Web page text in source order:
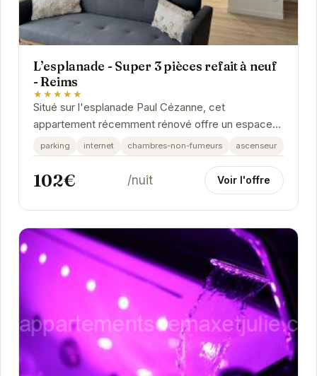
L’esplanade - Super 3 pièces refait à neuf
- Reims
★★★★★
Situé sur l'esplanade Paul Cézanne, cet
appartement récemment rénové offre un espace
de vie moderne et confortable. Lumineux et
spacieux, il...
parking internet chambres-non-fumeurs ascenseur
102€ /nuit Voir l'offre